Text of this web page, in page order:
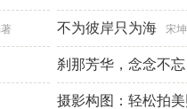
不为彼岸只为海 宋坤
刹那芳华，念念不
因？因为她真实不
摄影构图：轻松拍